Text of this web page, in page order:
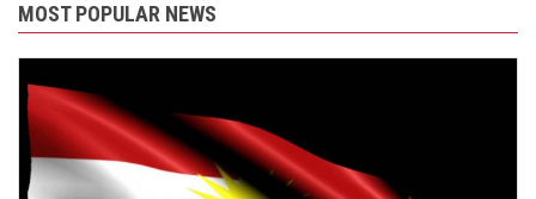
MOST POPULAR NEWS